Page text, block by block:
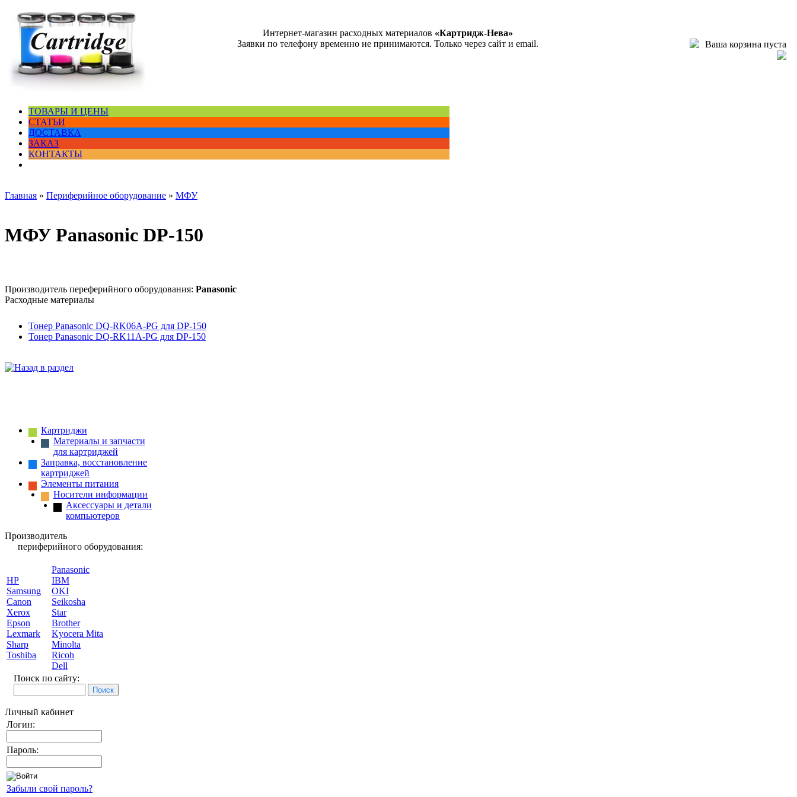
Интернет-магазин расходных материалов «Картридж-Нева»
Заявки по телефону временно не принимаются. Только через сайт и email.
Ваша корзина пуста
ТОВАРЫ И ЦЕНЫ
СТАТЬИ
ДОСТАВКА
ЗАКАЗ
КОНТАКТЫ
Главная » Периферийное оборудование » МФУ
МФУ Panasonic DP-150
Производитель переферийного оборудования: Panasonic
Расходные материалы
Тонер Panasonic DQ-RK06A-PG для DP-150
Тонер Panasonic DQ-RK11A-PG для DP-150
Картриджи
Материалы и запчасти
для картриджей
Заправка, восстановление
картриджей
Элементы питания
Носители информации
Аксессуары и детали
компьютеров
Производитель
периферийного оборудования:
HP
Samsung
Canon
Xerox
Epson
Lexmark
Sharp
Toshiba
Panasonic
IBM
OKI
Seikosha
Star
Brother
Kyocera Mita
Minolta
Ricoh
Dell
Поиск по сайту:
Личный кабинет
Логин:
Пароль:
Забыли свой пароль?